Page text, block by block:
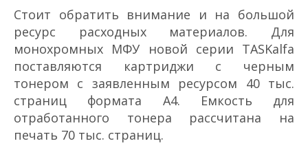
Стоит обратить внимание и на большой
ресурс расходных материалов. Для
монохромных МФУ новой серии TASKalfa
поставляются картриджи с черным
тонером с заявленным ресурсом 40 тыс.
страниц формата А4. Емкость для
отработанного тонера рассчитана на
печать 70 тыс. страниц.